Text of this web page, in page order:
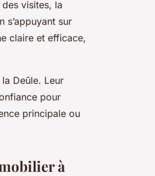
visites, la
s’appuyant sur
claire et efficace,
Deûle. Leur
pour
principale ou
à